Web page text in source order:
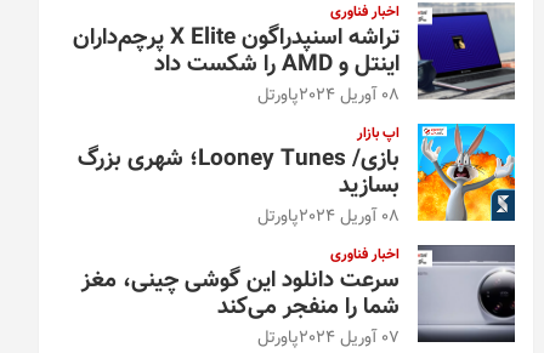
اخبار فناوری
تراشه اسنپدراگون X Elite پرچم‌داران
اینتل و AMD را شکست داد
08 آوریل 2024 پاورتل
اپ بازار
بازی/ Looney Tunes؛ شهری بزرگ
بسازید
08 آوریل 2024 پاورتل
اخبار فناوری
سرعت دانلود این گوشی چینی، مغز
شما را منفجر می‌کند
07 آوریل 2024 پاورتل